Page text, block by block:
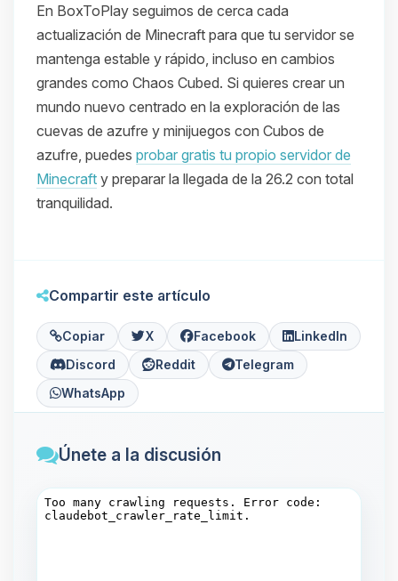
En BoxToPlay seguimos de cerca cada
actualización de Minecraft para que tu servidor se
mantenga estable y rápido, incluso en cambios
grandes como Chaos Cubed. Si quieres crear un
mundo nuevo centrado en la exploración de las
cuevas de azufre y minijuegos con Cubos de
azufre, puedes probar gratis tu propio servidor de
Minecraft y preparar la llegada de la 26.2 con total
tranquilidad.
Compartir este artículo
Copiar X Facebook
LinkedIn
Discord
Reddit
Telegram
WhatsApp
Únete a la discusión